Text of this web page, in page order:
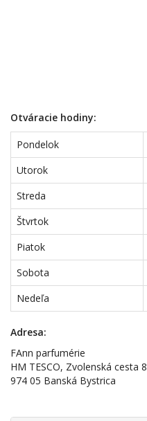
Otváracie hodiny:
Pondelok
Utorok
Streda
Štvrtok
Piatok
Sobota
Nedeľa
Adresa:
FAnn parfumérie
HM TESCO, Zvolenská cesta 8
974 05 Banská Bystrica